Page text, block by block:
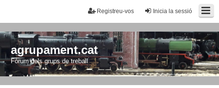
Inicia la sessió
Registreu-vos
agrupament.cat
Fòrum dels grups de treball